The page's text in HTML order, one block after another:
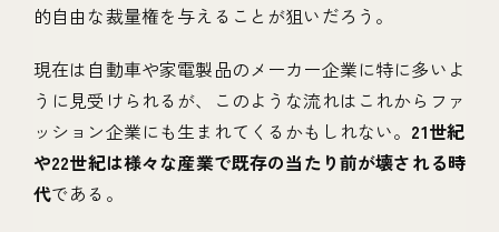
的自由な裁量権を与えることが狙いだろう。
現在は自動車や家電製品のメーカー企業に特に多いよ
うに見受けられるが、このような流れはこれからファ
ッション企業にも生まれてくるかもしれない。 21世紀
や22世紀は様々な産業で既存の当たり前が壊される時
代である。